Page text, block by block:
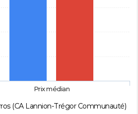
(CA Lannion-Trégor Communauté)
Prix médian